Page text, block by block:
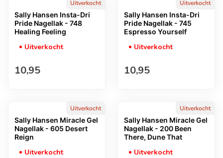
Uitverkocht
Sally Hansen Insta-Dri
Pride Nagellak - 748
Healing Feeling
Uitverkocht
Normale prijs
10,95
Uitverkocht
Sally Hansen Insta-Dri
Pride Nagellak - 745
Espresso Yourself
Uitverkocht
Normale prijs
10,95
Uitverkocht
Sally Hansen Miracle Gel
Nagellak - 605 Desert
Reign
Uitverkocht
Uitverkocht
Sally Hansen Miracle Gel
Nagellak - 200 Been
There, Dune That
Uitverkocht